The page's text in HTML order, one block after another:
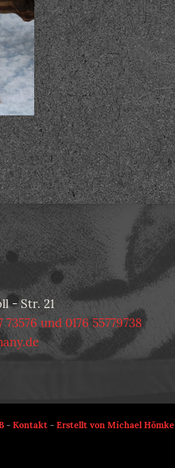
- Str. 21
73576 und 0176 55779738
- Kontakt - Erstellt von Michael Hömke